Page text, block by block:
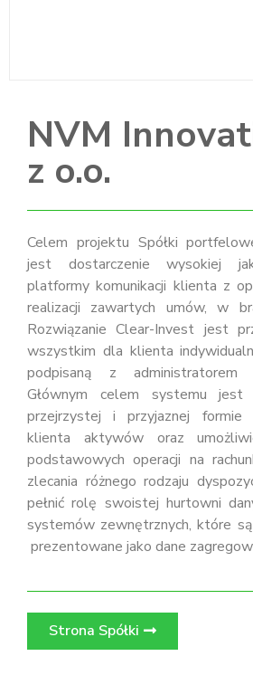
NVM
z o.o.
Celem projektu Spółki
jest dostarczenie wysokiej
platformy komunikacji klienta z
realizacji zawartych umów, w
Rozwiązanie Clear-Invest jest
wszystkim dla klienta
podpisaną z administratorem
Głównym celem systemu jest
przejrzystej i przyjaznej formie
klienta aktywów oraz
podstawowych operacji na
zlecania różnego rodzaju
pełnić rolę swoistej hurtowni
systemów zewnętrznych, które
prezentowane jako dane
Strona Spółki